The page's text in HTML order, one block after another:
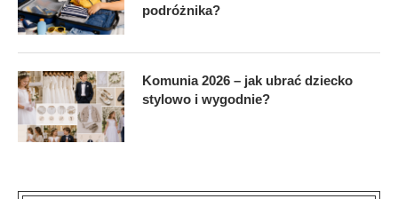
podróżnika?
Komunia 2026 – jak ubrać dziecko
stylowo i wygodnie?